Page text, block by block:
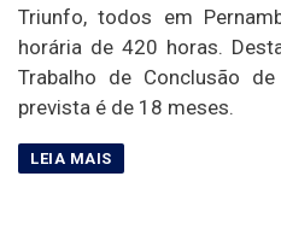
Triunfo, todos em
horária de 420 horas.
Trabalho de Conclusão
prevista é de 18 meses.